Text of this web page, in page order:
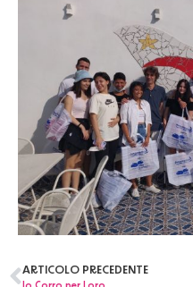
ARTICOLO PRECEDENTE